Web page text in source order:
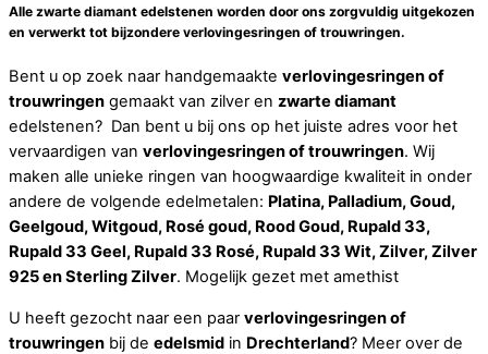
Alle zwarte diamant edelstenen worden door ons zorgvuldig uitgekozen
en verwerkt tot bijzondere verlovingesringen of trouwringen.
Bent u op zoek naar handgemaakte verlovingesringen of
trouwringen gemaakt van zilver en zwarte diamant
edelstenen? Dan bent u bij ons op het juiste adres voor het
vervaardigen van verlovingesringen of trouwringen. Wij
maken alle unieke ringen van hoogwaardige kwaliteit in onder
andere de volgende edelmetalen: Platina, Palladium, Goud,
Geelgoud, Witgoud, Rosé goud, Rood Goud, Rupald 33,
Rupald 33 Geel, Rupald 33 Rosé, Rupald 33 Wit, Zilver, Zilver
925 en Sterling Zilver. Mogelijk gezet met amethist
U heeft gezocht naar een paar verlovingesringen of
trouwringen bij de edelsmid in Drechterland? Meer over de